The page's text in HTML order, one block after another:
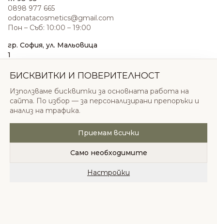
0898 977 665
odonatacosmetics@gmail.com
Пон – Съб: 10:00 – 19:00
гр. София, ул. Мальовица
1
sales@odonatacosmetics.com
Нед: 11:00 – 18:00
© 2026 Одоната Козметикс ООД. Всички права
запазени.
Политика за поверителностОбщи условия
БИСКВИТКИ И ПОВЕРИТЕЛНОСТ
Използваме бисквитки за основната работа на
сайта. По избор — за персонализирани препоръки и
анализ на трафика.
Приемам всички
Само необходимите
Настройки